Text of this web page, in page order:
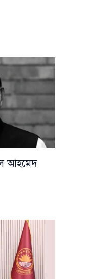
আহমেদ